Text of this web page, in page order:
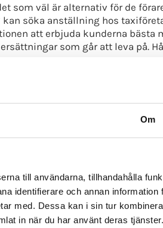
Om
till användarna, tillhandahålla
identifierare och annan information
med. Dessa kan i sin tur
in när du har använt deras tjänster.
som väl är alternativ för de
kan söka anställning hos
att erbjuda kunderna
som går att leva på.
tusentals taxiförare. Det är
att erbjuda resor med omsorg
ska lära sig hur ett civiliserat
att tänka på inför nästa
idag – Branschtidningen för
Presskontakt: